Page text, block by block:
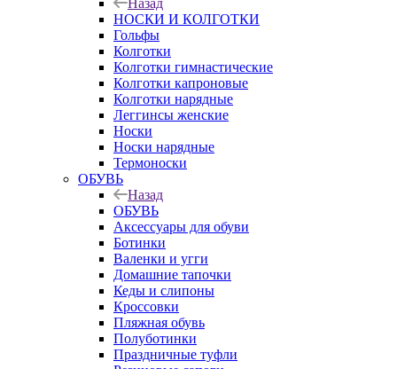
Назад
НОСКИ И КОЛГОТКИ
Гольфы
Колготки
Колготки гимнастические
Колготки капроновые
Колготки нарядные
Леггинсы женские
Носки
Носки нарядные
Термоноски
ОБУВЬ
Назад
ОБУВЬ
Аксессуары для обуви
Ботинки
Валенки и угги
Домашние тапочки
Кеды и слипоны
Кроссовки
Пляжная обувь
Полуботинки
Праздничные туфли